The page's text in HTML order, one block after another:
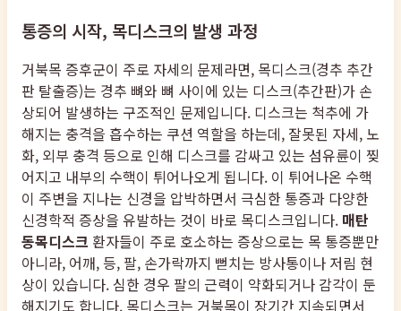
통증의 시작, 목디스크의 발생 과정
거북목 증후군이 주로 자세의 문제라면, 목디스크(경추 추간
판 탈출증)는 경추 뼈와 뼈 사이에 있는 디스크(추간판)가 손
상되어 발생하는 구조적인 문제입니다. 디스크는 척추에 가
해지는 충격을 흡수하는 쿠션 역할을 하는데, 잘못된 자세, 노
화, 외부 충격 등으로 인해 디스크를 감싸고 있는 섬유륜이 찢
어지고 내부의 수핵이 튀어나오게 됩니다. 이 튀어나온 수핵
이 주변을 지나는 신경을 압박하면서 극심한 통증과 다양한
신경학적 증상을 유발하는 것이 바로 목디스크입니다. 매탄
동목디스크 환자들이 주로 호소하는 증상으로는 목 통증뿐만
아니라, 어깨, 등, 팔, 손가락까지 뻗치는 방사통이나 저림 현
상이 있습니다. 심한 경우 팔의 근력이 약화되거나 감각이 둔
해지기도 합니다. 목디스크는 거북목이 장기간 지속되면서